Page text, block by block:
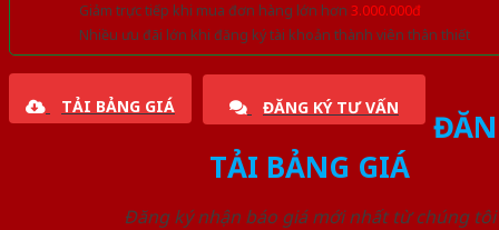
Giảm trực tiếp khi mua đơn hàng lớn hơn 3.000.000đ
Nhiều ưu đãi lớn khi đăng ký tài khoản thành viên thân thiết
TẢI BẢNG GIÁ ĐĂNG KÝ TƯ VẤN
TẢI BẢNG GIÁ
Đăng ký nhận báo giá mới nhất từ chúng tôi